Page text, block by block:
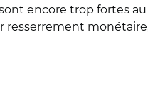
encore trop fortes
resserrement